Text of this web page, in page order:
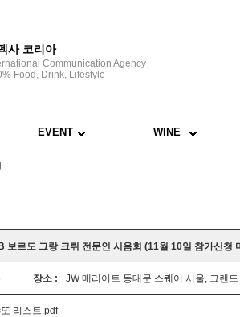
사 코리아
Communication Agency
Food, Drink, Lifestyle
EVENT WINE
보르도 그랑 크뤼 전문인 시음회 (11월 10일 참가신청
장소 : JW 메리어트 동대문 스퀘어 서울, 그랜
리스트.pdf